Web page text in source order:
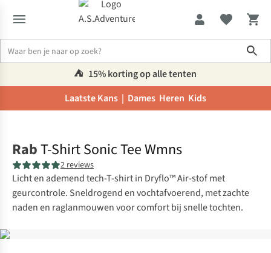
⛺️ 15% korting op alle tenten
Laatste Kans | Dames Heren Kids
RabT-Shirt Sonic Tee Wmns
2 reviews
Licht en ademend tech-T-shirt in Dryflo™ Air-stof met
geurcontrole. Sneldrogend en vochtafvoerend, met zachte
naden en raglanmouwen voor comfort bij snelle tochten.